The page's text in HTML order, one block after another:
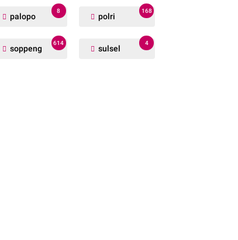
palopo
8
polri
168
soppeng
614
sulsel
4